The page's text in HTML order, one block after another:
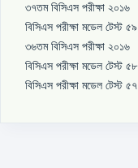
৩৭তম বিসিএস পরীক্ষা ২০১৬
বিসিএস পরীক্ষা মডেল টেস্ট ৫৯
৩৬তম বিসিএস পরীক্ষা ২০১৬
বিসিএস পরীক্ষা মডেল টেস্ট ৫৮
বিসিএস পরীক্ষা মডেল টেস্ট ৫৭